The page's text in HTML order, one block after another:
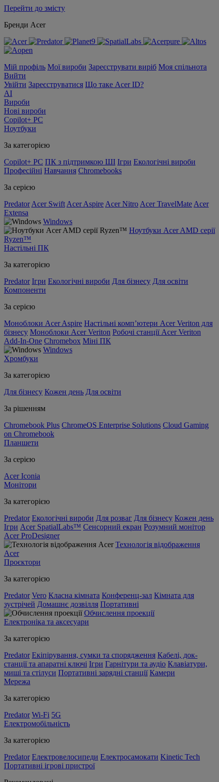
Перейти до змісту
Бренди Acer
Мій профіль Мої вироби Зареєструвати виріб Моя спільнота
Вийти
Увійти Зареєструватися Що таке Acer ID?
AI
Вироби
Нові вироби
Copilot+ PC
Ноутбуки
За категорією
Copilot+ PC ПК з підтримкою ШІ Ігри Екологічні вироби
Професійні Навчання Chromebooks
За серією
Predator Acer Swift Acer Aspire Acer Nitro Acer TravelMate Acer
Extensa
Windows
Ноутбуки Acer AMD серії
Ryzen™
Настільні ПК
За категорією
Predator Ігри Екологічні вироби Для бізнесу Для освіти
Компоненти
За серією
Моноблоки Acer Aspire Настільні комп’ютери Acer Veriton для
бізнесу Моноблоки Acer Veriton Робочі станції Acer Veriton
Add-In-One Chromebox Міні ПК
Windows
Хромбуки
За категорією
Для бізнесу Кожен день Для освіти
За рішенням
Chromebook Plus ChromeOS Enterprise Solutions Cloud Gaming
on Chromebook
Планшети
За серією
Acer Iconia
Монітори
За категорією
Predator Екологічні вироби Для розваг Для бізнесу Кожен день
Ігри Acer SpatialLabs™ Сенсорний екран Розумний монітор
Acer ProDesigner
Технологія відображення
Acer
Проєктори
За категорією
Predator Vero Класна кімната Конференц-зал Кімната для
зустрічей Домашнє дозвілля Портативні
Обчислення проекції
Електроніка та аксесуари
За категорією
Predator Екіпірування, сумки та спорядження Кабелі, док-
станції та апаратні ключі Ігри Гарнітури та аудіо Клавіатури,
миші та стілуси Портативні зарядні станції Камери
Мережа
За категорією
Predator Wi-Fi 5G
Електромобільність
За категорією
Predator Електровелосипеди Електросамокати Kinetic Tech
Портативні ігрові пристрої